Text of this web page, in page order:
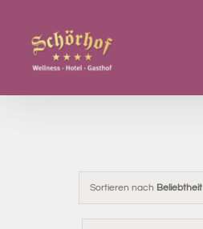
springen
Sortieren nach Beliebtheit